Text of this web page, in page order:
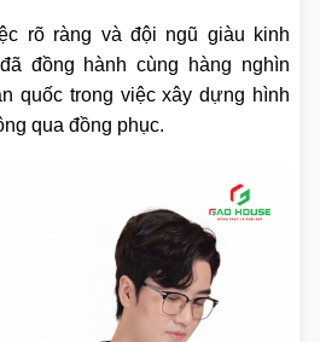
rõ ràng và đội ngũ giàu kinh
đồng hành cùng hàng nghìn
quốc trong việc xây dựng hình
qua đồng phục.